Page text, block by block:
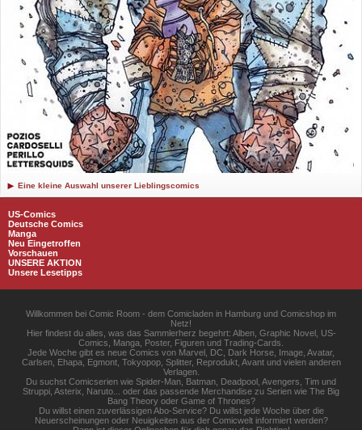
Eine kleine Auswahl unserer Lieblingscomics
US-Comics
Deutsche Comics
Manga
Neu Eingetroffen
Vorschauen
UNSERE AKTION
Unsere Lesetipps
Willkommen bei Comic Room - dem Comicladen in Hamburg und Comicshop im
Netz!
Hier findest du alles, was das Sammlerherz begehrt: Alben, Graphic Novel, US-
Comics, Manga, Poster, Figuren und Trading-Cards.
Jede Woche gibt es neue Comics von Marvel, DC, Dark Horse, Image, Avatar,
Carlsen, Ehapa, Egmont, Tokyopop, Splitter, Reprodukt, Avant und vielen anderen
Verlagen.
Du suchst Comicserien wie Spider-Man, Batman, Deadpool, Avengers, Tim und
Struppi, Asterix, Naruto... oder das passende Merchandise zu Serien wie The Big
Bang Theory oder Game of Thrones?
Du willst einen zuverlässigen Abo-Service? Du willst jede Woche über die
Neuerscheinungen oder Neuigkeiten aus der Comicwelt informiert werden?